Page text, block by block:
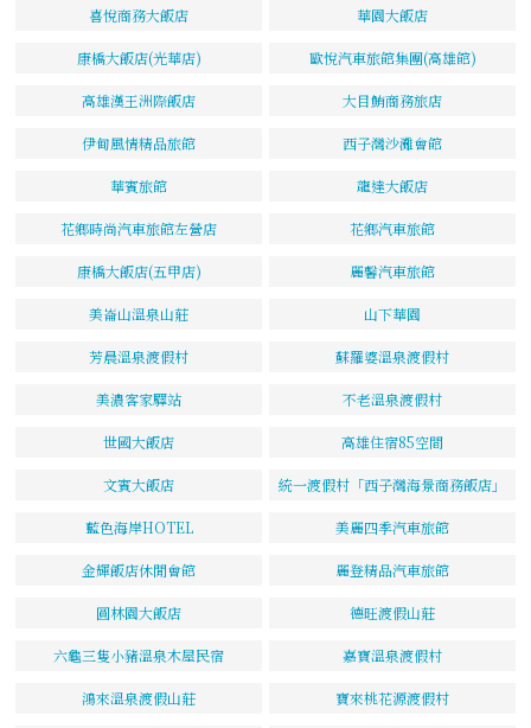
喜悅商務大飯店 華園大飯店
康橋大飯店(光華店) 歐悅汽車旅館集團(高雄館)
高雄漢王洲際飯店 大目鮪商務旅店
伊甸風情精品旅館 西子灣沙灘會館
華賓旅館 龍達大飯店
花鄉時尚汽車旅館左營店 花鄉汽車旅館
康橋大飯店(五甲店) 麗馨汽車旅館
美崙山溫泉山莊 山下華園
芳晨溫泉渡假村 蘇羅婆溫泉渡假村
美濃客家驛站 不老溫泉渡假村
世國大飯店 高雄住宿85空間
文賓大飯店 統一渡假村「西子灣海景商務飯店」
藍色海岸HOTEL 美麗四季汽車旅館
金輝飯店休閒會館 麗登精品汽車旅館
圓林園大飯店 德旺渡假山莊
六龜三隻小豬溫泉木屋民宿 嘉寶溫泉渡假村
鴻來溫泉渡假山莊 寶來桃花源渡假村